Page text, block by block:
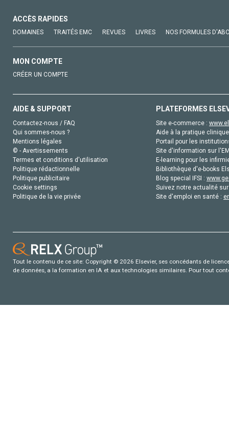
ACCÈS RAPIDES
DOMAINES TRAITÉS EMC REVUES LIVRES NOS FORMULES
MON COMPTE
CRÉER UN COMPTE
AIDE & SUPPORT
Contactez-nous / FAQ
Qui sommes-nous ?
Mentions légales
© - Avertissements
Termes et conditions d'utilisation
Politique rédactionnelle
Politique publicitaire
Cookie settings
Politique de la vie privée
PLATEFORMES
Site e-commerce :
Aide à la pratique
Portail pour les
Site d'information sur
E-learning pour les
Bibliothèque d'e-books
Blog special IFSI :
Suivez notre actualité
Site d'emploi en santé :
Tout le contenu de ce site: Copyright © 2026 Elsevier, ses concédants de
de données, a la formation en IA et aux technologies similaires. Pour tout